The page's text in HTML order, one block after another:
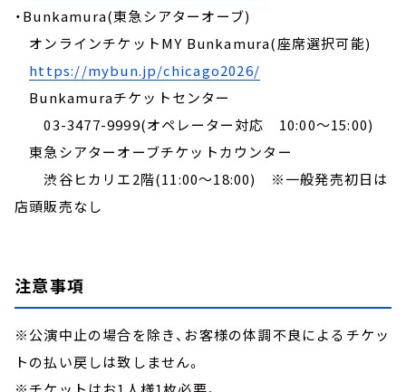
・Bunkamura(東急シアターオーブ)
オンラインチケットMY Bunkamura(座席選択可能)
https://mybun.jp/chicago2026/
Bunkamuraチケットセンター
03-3477-9999(オペレーター対応 10:00～15:00)
東急シアターオーブチケットカウンター
渋谷ヒカリエ2階(11:00～18:00) ※一般発売初日は
店頭販売なし
注意事項
※公演中止の場合を除き、お客様の体調不良によるチケッ
トの払い戻しは致しません。